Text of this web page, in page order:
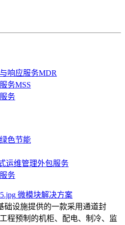
响应服务MDR
务MSS
务
色节能
运维管理外包服务
务
微模块解决方案
础设施提供的一款采用通道封
程预制的机柜、配电、制冷、监